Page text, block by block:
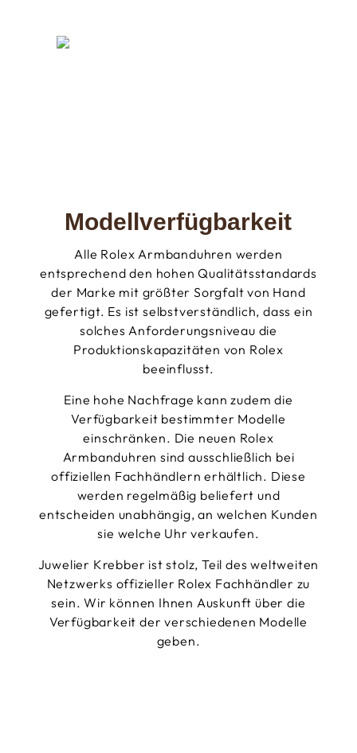
Modellverfügbarkeit
Alle Rolex Armbanduhren werden
entsprechend den hohen Qualitätsstandards
der Marke mit größter Sorgfalt von Hand
gefertigt. Es ist selbstverständlich, dass ein
solches Anforderungsniveau die
Produktionskapazitäten von Rolex
beeinflusst.
Eine hohe Nachfrage kann zudem die
Verfügbarkeit bestimmter Modelle
einschränken. Die neuen Rolex
Armbanduhren sind ausschließlich bei
offiziellen Fachhändlern erhältlich. Diese
werden regelmäßig beliefert und
entscheiden unabhängig, an welchen Kunden
sie welche Uhr verkaufen.
Juwelier Krebber ist stolz, Teil des weltweiten
Netzwerks offizieller Rolex Fachhändler zu
sein. Wir können Ihnen Auskunft über die
Verfügbarkeit der verschiedenen Modelle
geben.